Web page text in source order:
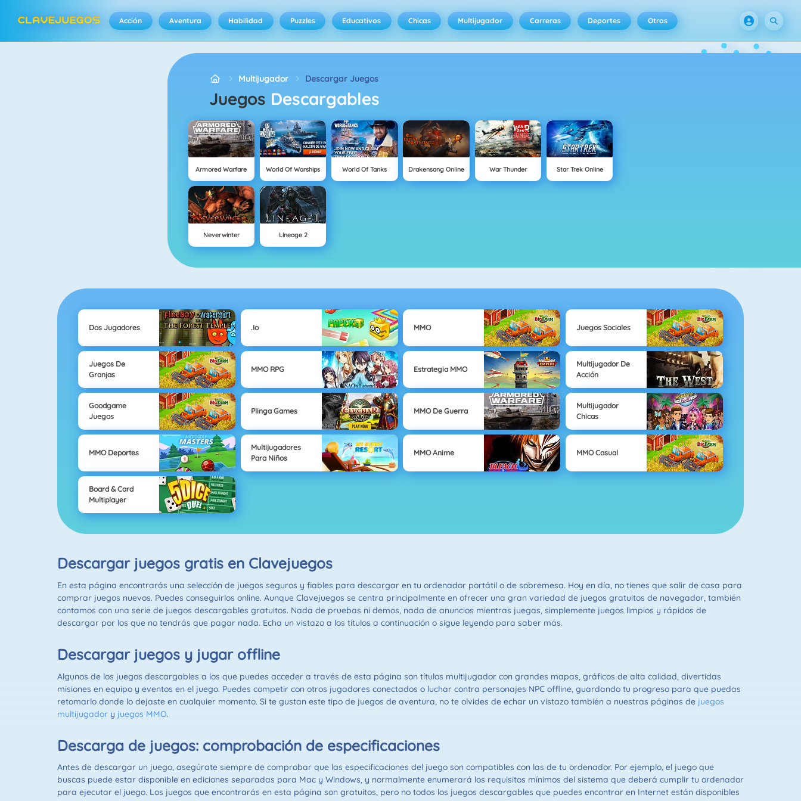
Acción Aventura Habilidad Puzzles Educativos Chicas Multijugador Carreras Deportes Otros
Multijugador Descargar Juegos
Juegos Descargables
Armored Warfare World Of Warships World Of Tanks Drakensang Online War Thunder Star Trek Online
Neverwinter Lineage 2
Dos Jugadores .io MMO Juegos Sociales
Juegos De
Granjas
MMO RPG Estrategia MMO
Multijugador De
Acción
Goodgame
Juegos
Plinga Games MMO De Guerra
Multijugador
Chicas
MMO Deportes
Multijugadores
Para Niños
MMO Anime MMO Casual
Board & Card
Multiplayer
Descargar juegos gratis en Clavejuegos
En esta página encontrarás una selección de juegos seguros y fiables para descargar en tu ordenador portátil o de sobremesa. Hoy en día, no tienes que salir de casa para
comprar juegos nuevos. Puedes conseguirlos online. Aunque Clavejuegos se centra principalmente en ofrecer una gran variedad de juegos gratuitos de navegador, también
contamos con una serie de juegos descargables gratuitos. Nada de pruebas ni demos, nada de anuncios mientras juegas, simplemente juegos limpios y rápidos de
descargar por los que no tendrás que pagar nada. Echa un vistazo a los títulos a continuación o sigue leyendo para saber más.
Descargar juegos y jugar offline
Algunos de los juegos descargables a los que puedes acceder a través de esta página son títulos multijugador con grandes mapas, gráficos de alta calidad, divertidas
misiones en equipo y eventos en el juego. Puedes competir con otros jugadores conectados o luchar contra personajes NPC offline, guardando tu progreso para que puedas
retomarlo donde lo dejaste en cualquier momento. Si te gustan este tipo de juegos de aventura, no te olvides de echar un vistazo también a nuestras páginas de juegos
multijugador y juegos MMO.
Descarga de juegos: comprobación de especificaciones
Antes de descargar un juego, asegúrate siempre de comprobar que las especificaciones del juego son compatibles con las de tu ordenador. Por ejemplo, el juego que
buscas puede estar disponible en ediciones separadas para Mac y Windows, y normalmente enumerará los requisitos mínimos del sistema que deberá cumplir tu ordenador
para ejecutar el juego. Los juegos que encontrarás en esta página son gratuitos, pero no todos los juegos descargables que puedes encontrar en Internet están disponibles